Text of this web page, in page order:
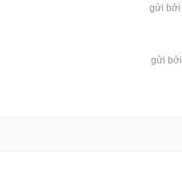
gửi bởi
gửi bởi